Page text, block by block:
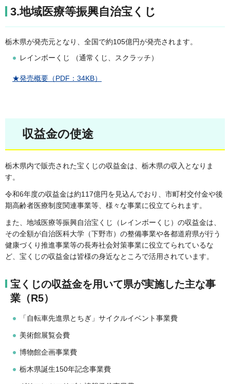
3.地域医療等振興自治宝くじ
栃木県が発売元となり、全国で約105億円が発売されます。
レインボーくじ （通常くじ、スクラッチ）
★発売概要（PDF：34KB）
収益金の使途
栃木県内で販売された宝くじの収益金は、栃木県の収入となりま
す。
令和6年度の収益金は約117億円を見込んでおり、市町村交付金や後
期高齢者医療制度関連事業等、様々な事業に役立てられます。
また、地域医療等振興自治宝くじ（レインボーくじ）の収益金は、
その全額が自治医科大学（下野市）の整備事業や各都道府県が行う
健康づくり推進事業等の長寿社会対策事業に役立てられているな
ど、宝くじの収益金は皆様の身近なところで活用されています。
宝くじの収益金を用いて県が実施した主な事
業（R5）
「自転車先進県とちぎ」サイクルイベント事業費
美術館展覧会費
博物館企画事業費
栃木県誕生150年記念事業費